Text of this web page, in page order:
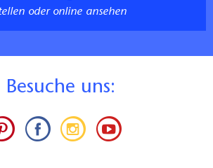
oder online ansehen
Besuche uns: